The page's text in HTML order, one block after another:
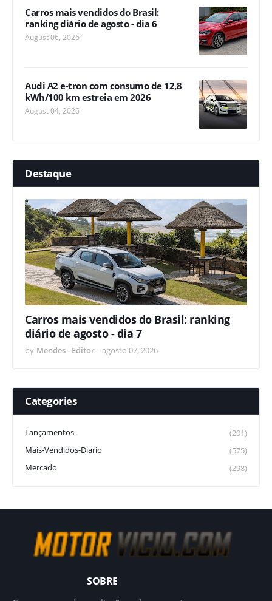
Carros mais vendidos do Brasil:
ranking diário de agosto - dia 6
August 06, 2026
Audi A2 e-tron com consumo de 12,8
kWh/100 km estreia em 2026
August 04, 2026
Destaque
Carros mais vendidos do Brasil: ranking
diário de agosto - dia 7
by Mendes - Editor - agosto 07, 2026
Categories
Lançamentos
(201)
Mais-Vendidos-Diario
(575)
Mercado
(298)
SOBRE